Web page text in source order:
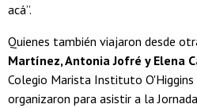
acá”.
Quienes también viajaron desde
Martínez, Antonia Jofré y Elena
Colegio Marista Instituto O'Higgins
organizaron para asistir a la